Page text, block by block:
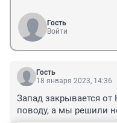
Гость
Войти
Гость
18 января 2023, 14:36
Запад закрывается от
поводу, а мы решили